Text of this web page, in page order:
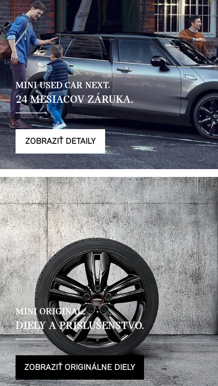
MINI USED CAR NEXT.
24 MESIACOV ZÁRUKA.
ZOBRAZIŤ DETAILY
MINI ORIGINAL.
DIELY A PRÍSLUŠENSTVO.
ZOBRAZIŤ ORIGINÁLNE DIELY